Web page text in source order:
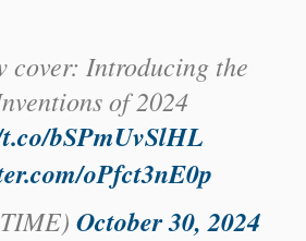
cover: Introducing the
of 2024
bSPmUvSlHL
oPfct3nE0p
October 30, 2024